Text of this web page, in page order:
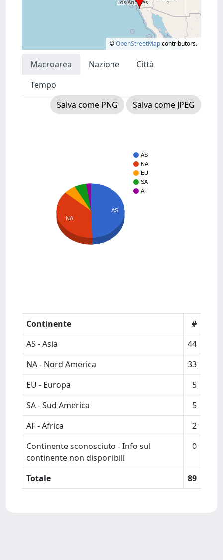
©OpenStreetMapcontributors.
Macroarea Nazione
Città
Tempo
Salva come PNG
Salva come JPEG
AS
NA
EU
SA
AF
AS
NA
Continente
#
AS - Asia
44
NA - Nord America
33
EU - Europa
5
SA - Sud America
5
AF - Africa
2
Continente sconosciuto - Info sul
continente non disponibili
0
Totale 89